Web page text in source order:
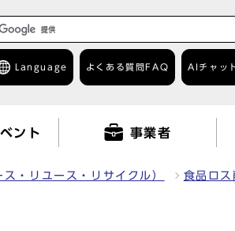
Language よくある質問 FAQ AIチャッ
ント 事業者
・リユース・リサイクル） 食品ロ